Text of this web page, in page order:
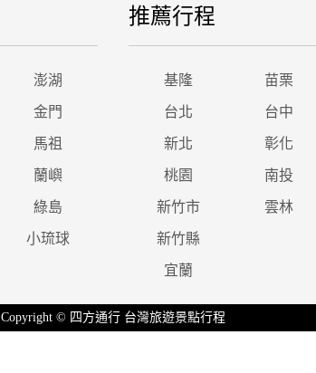
澎湖
金門
馬祖
蘭嶼
綠島
小琉球
推薦行程
基隆 苗栗
台北 台中
新北 彰化
桃園 南投
新竹市 雲林
新竹縣
宜蘭
Copyright © 四方通行 台灣旅遊景點行程